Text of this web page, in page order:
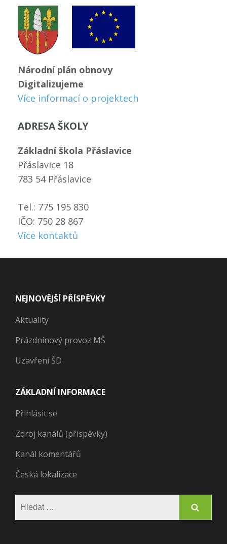
Národní plán obnovy
Digitalizujeme
Více informací o projektech
ADRESA ŠKOLY
Základní škola Přáslavice
Přáslavice 18
783 54 Přáslavice
Tel.: 775 195 830
IČO: 750 28 867
Více kontaktů
NEJNOVĚJŠÍ PŘÍSPĚVKY
Aktuality
Prázdninový provoz MŠ
Uzavření ŠD
ZÁKLADNÍ INFORMACE
Přihlásit se
Zdroj kanálů (příspěvky)
Kanál komentářů
Česká lokalizace